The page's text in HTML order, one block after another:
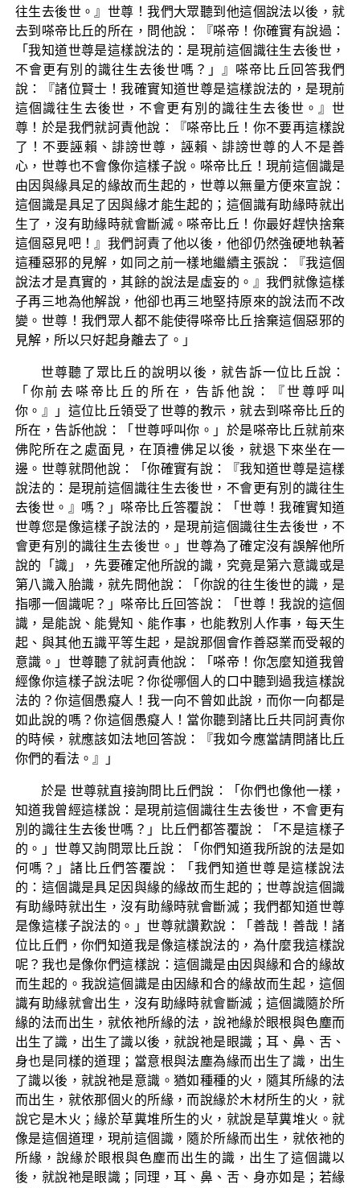
往生去後世。』世尊！我們大眾聽到他這個說法以後，就
去到嗏帝比丘的所在，問他說：『嗏帝！你確實有說過：
「我知道世尊是這樣說法的：是現前這個識往生去後世，
不會更有別的識往生去後世嗎？」』嗏帝比丘回答我們
說：『諸位賢士！我確實知道世尊是這樣說法的，是現前
這個識往生去後世，不會更有別的識往生去後世。』世
尊！於是我們就訶責他說：『嗏帝比丘！你不要再這樣說
了！不要誣賴、誹謗世尊，誣賴、誹謗世尊的人不是善
心，世尊也不會像你這樣子說。嗏帝比丘！現前這個識是
由因與緣具足的緣故而生起的，世尊以無量方便來宣說：
這個識是具足了因與緣才能生起的；這個識有助緣時就出
生了，沒有助緣時就會斷滅。嗏帝比丘！你最好趕快捨棄
這個惡見吧！』我們訶責了他以後，他卻仍然強硬地執著
這種惡邪的見解，如同之前一樣地繼續主張說：『我這個
說法才是真實的，其餘的說法是虛妄的。』我們就像這樣
子再三地為他解說，他卻也再三地堅持原來的說法而不改
變。世尊！我們眾人都不能使得嗏帝比丘捨棄這個惡邪的
見解，所以只好起身離去了。」
世尊聽了眾比丘的說明以後，就告訴一位比丘說：
「你前去嗏帝比丘的所在，告訴他說：『世尊呼叫
你。』」這位比丘領受了世尊的教示，就去到嗏帝比丘的
所在，告訴他說：「世尊呼叫你。」於是嗏帝比丘就前來
佛陀所在之處面見，在頂禮佛足以後，就退下來坐在一
邊。世尊就問他說：「你確實有說：『我知道世尊是這樣
說法的：是現前這個識往生去後世，不會更有別的識往生
去後世。』嗎？」嗏帝比丘答覆說：「世尊！我確實知道
世尊您是像這樣子說法的，是現前這個識往生去後世，不
會更有別的識往生去後世。」世尊為了確定沒有誤解他所
說的「識」，先要確定他所說的識，究竟是第六意識或是
第八識入胎識，就先問他說：「你說的往生後世的識，是
指哪一個識呢？」嗏帝比丘回答說：「世尊！我說的這個
識，是能說、能覺知、能作事，也能教別人作事，每天生
起、與其他五識平等生起，是說那個會作善惡業而受報的
意識。」世尊聽了就訶責他說：「嗏帝！你怎麼知道我曾
經像你這樣子說法呢？你從哪個人的口中聽到過我這樣說
法的？你這個愚癡人！我一向不曾如此說，而你一向都是
如此說的嗎？你這個愚癡人！當你聽到諸比丘共同訶責你
的時候，就應該如法地回答說：『我如今應當請問諸比丘
你們的看法。』」
於是 世尊就直接詢問比丘們說：「你們也像他一樣，
知道我曾經這樣說：是現前這個識往生去後世，不會更有
別的識往生去後世嗎？」比丘們都答覆說：「不是這樣子
的。」世尊又詢問眾比丘說：「你們知道我所說的法是如
何嗎？」諸比丘們答覆說：「我們知道世尊是這樣說法
的：這個識是具足因與緣的緣故而生起的；世尊說這個識
有助緣時就出生，沒有助緣時就會斷滅；我們都知道世尊
是像這樣子說法的。」世尊就讚歎說：「善哉！善哉！諸
位比丘們，你們知道我是像這樣說法的，為什麼我這樣說
呢？我也是像你們這樣說：這個識是由因與緣和合的緣故
而生起的。我說這個識是由因緣和合的緣故而生起，這個
識有助緣就會出生，沒有助緣時就會斷滅；這個識隨於所
緣的法而出生，就依祂所緣的法，說祂緣於眼根與色塵而
出生了識，出生了識以後，就說祂是眼識；耳、鼻、舌、
身也是同樣的道理；當意根與法塵為緣而出生了識，出生
了識以後，就說祂是意識。猶如種種的火，隨其所緣的法
而出生，就依那個火的所緣，而說緣於木材所生的火，就
說它是木火；緣於草糞堆所生的火，就說是草糞堆火。就
像是這個道理，現前這個識，隨於所緣而出生，就依祂的
所緣，說緣於眼根與色塵而出生的識，出生了這個識以
後，就說祂是眼識；同理，耳、鼻、舌、身亦如是；若緣